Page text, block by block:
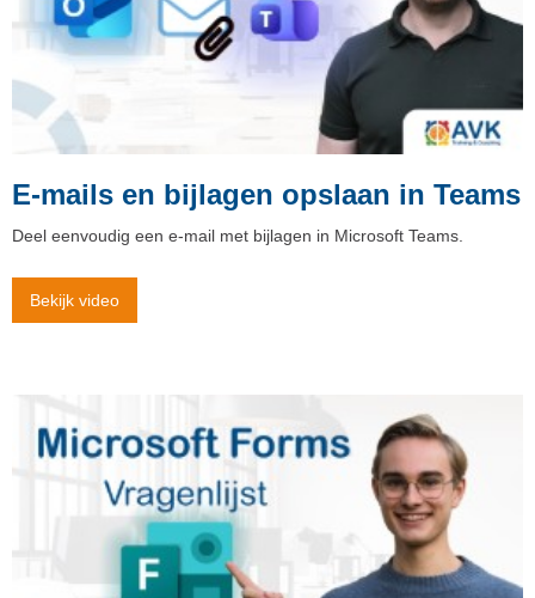
E-mails en bijlagen opslaan in Teams
Deel eenvoudig een e-mail met bijlagen in Microsoft Teams.
Bekijk video